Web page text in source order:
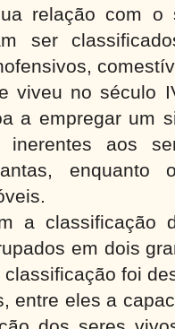
relação com o
ser
viveu no século
a empregar um
inerentes aos
enquanto
a classificação
em dois
foi
entre eles a